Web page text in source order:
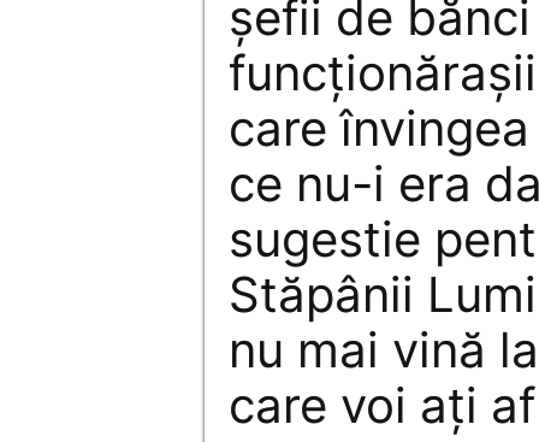
şefii de
care
ce nu-i era
sugestie
Stăpânii
nu mai vină
care voi aţi